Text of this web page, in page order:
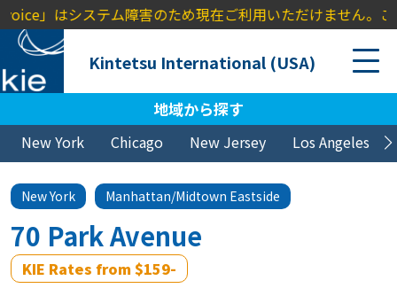
ステム障害のため現在ご利用いただけません。ご不便を
Kintetsu International (USA)
地域から探す
New York Chicago New Jersey Los Angeles
New York Manhattan/Midtown Eastside
70 Park Avenue
KIE Rates from $159-